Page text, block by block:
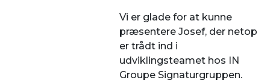
Vi er glade for at kunne
præsentere Josef, der netop
er trådt ind i
udviklingsteamet hos IN
Groupe Signaturgruppen.